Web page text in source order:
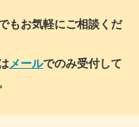
もお気軽にご相談くだ
メールでのみ受付して